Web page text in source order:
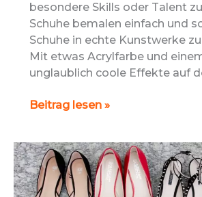
besondere Skills oder Talent
Schuhe bemalen einfach und
Schuhe in echte Kunstwerke
Mit etwas Acrylfarbe und
unglaublich coole Effekte auf
Schuhe
Beitrag lesen »